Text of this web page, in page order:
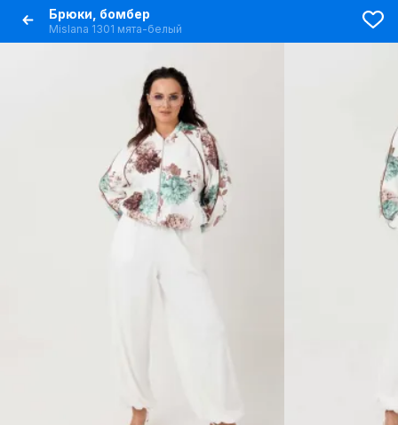
Брюки, бомбер
Mislana 1301 мята-белый